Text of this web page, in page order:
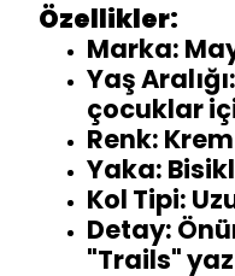
Özellikler:
Marka:
Yaş
çocuklar
Renk: Krem
Yaka:
Kol Tipi:
Detay:
"Trails"